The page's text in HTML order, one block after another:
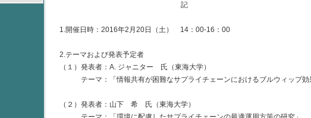
記
1.開催日時：2016年2月20日（土） 14：00-16：00
2.テーマおよび発表予定者
（１）発表者：A. ジャニター 氏（東海大学）
テーマ：「情報共有が困難なサプライチェーンにおけるブルウィップ効
（２）発表者：山下 希 氏（東海大学）